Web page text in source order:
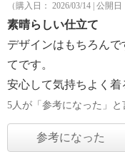
（購入日： 2026/03/14 | 公開日
素晴らしい仕立て
デザインはもちろん
てです。
安心して気持ちよく着
5人が「参考になった」と
参考になった